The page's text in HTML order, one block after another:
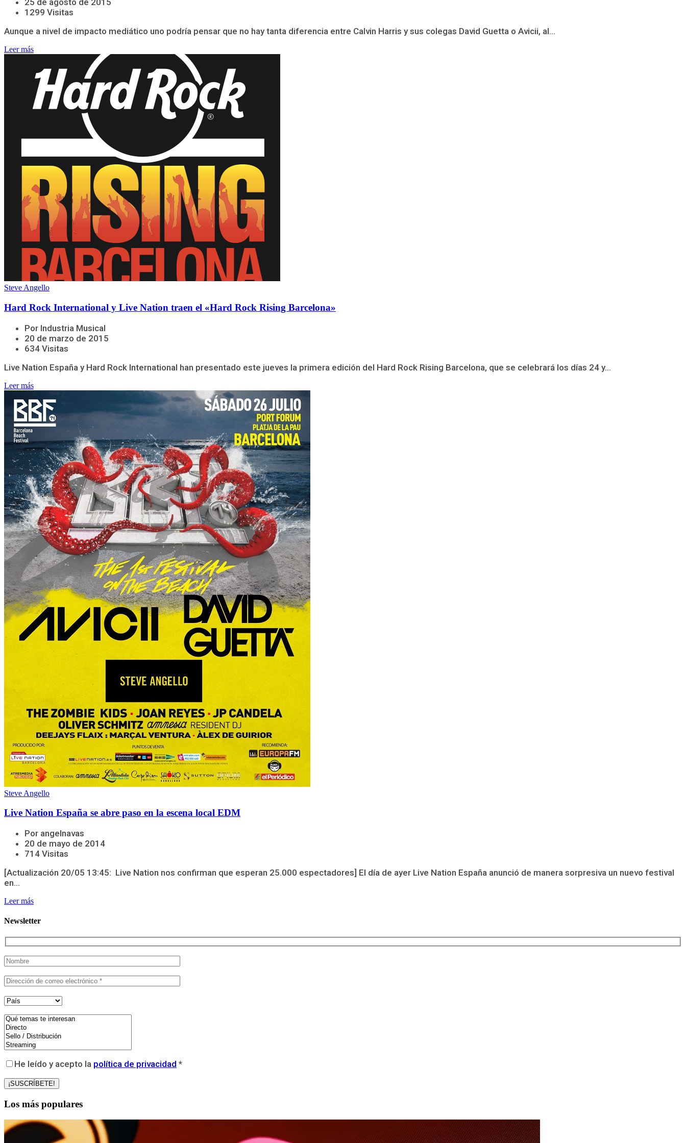
25 de agosto de 2015
1299 Visitas
Aunque a nivel de impacto mediático uno podría pensar que no hay tanta diferencia entre Calvin Harris y sus colegas David Guetta o Avicii, al...
Leer más
Steve Angello
Hard Rock International y Live Nation traen el «Hard Rock Rising Barcelona»
Por Industria Musical
20 de marzo de 2015
634 Visitas
Live Nation España y Hard Rock International han presentado este jueves la primera edición del Hard Rock Rising Barcelona, que se celebrará los días 24 y...
Leer más
Steve Angello
Live Nation España se abre paso en la escena local EDM
Por angelnavas
20 de mayo de 2014
714 Visitas
[Actualización 20/05 13:45: Live Nation nos confirman que esperan 25.000 espectadores] El día de ayer Live Nation España anunció de manera sorpresiva un nuevo festival
en...
Leer más
Newsletter
He leído y acepto la política de privacidad *
Los más populares